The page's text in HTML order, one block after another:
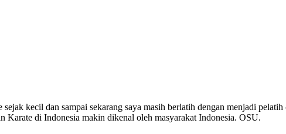
kecil dan sampai sekarang saya masih berlatih dengan menjadi
Karate di Indonesia makin dikenal oleh masyarakat Indonesia. OSU.